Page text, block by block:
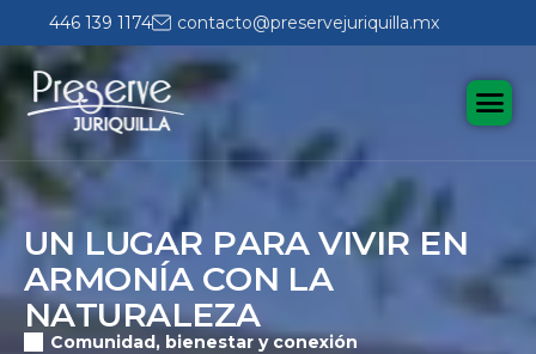
446 139 1174 contacto@preservejuriquilla.mx
UN LUGAR PARA VIVIR EN
ARMONÍA CON LA
NATURALEZA
Comunidad, bienestar y conexión